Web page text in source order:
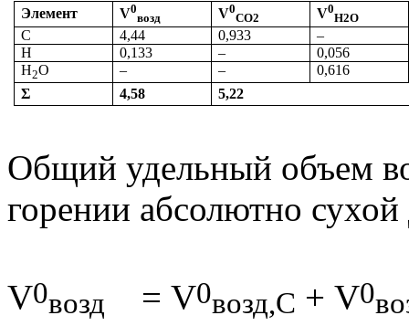
Элемент V0
возд V0
СО2 V0
Н2О
C 4,44 0,933
–
H
0,133 –
0,056
H2O – –
0,616
Σ
4,58 5,22
Общий удельный объем
горении абсолютно
V0возд = V0возд,С + V0